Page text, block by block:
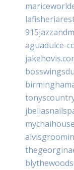
aguadulce-